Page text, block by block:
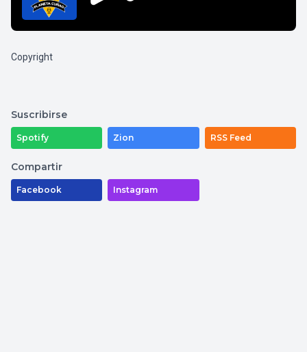
Copyright
Suscribirse
Spotify Zion RSS Feed
Compartir
Facebook Instagram